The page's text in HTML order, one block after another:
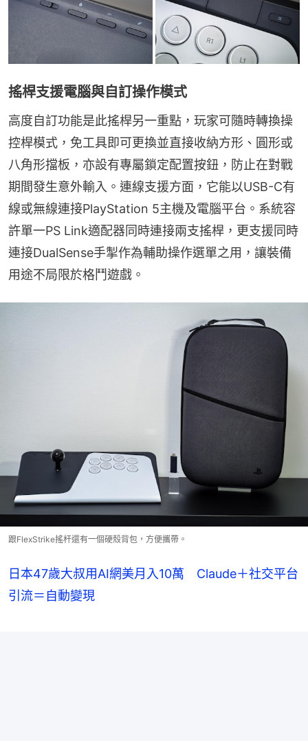
搖桿支援電腦與自訂操作模式
高度自訂功能是此搖桿另一重點，玩家可隨時轉換操
控桿模式，免工具即可更換並直接收納方形、圓形或
八角形擋板，亦設有專屬鎖定配置按鈕，防止在對戰
期間發生意外輸入。連線支援方面，它能以USB-C有
線或無線連接PlayStation 5主機及電腦平台。系統容
許單一PS Link適配器同時連接兩支搖桿，更支援同時
連接DualSense手掣作為輔助操作選單之用，讓裝備
用途不局限於格鬥遊戲。
跟FlexStrike搖杆還有一個硬殼背包，方便攜帶。
日本47歲大叔用AI網美月入10萬 Claude＋社交平台
引流＝自動變現